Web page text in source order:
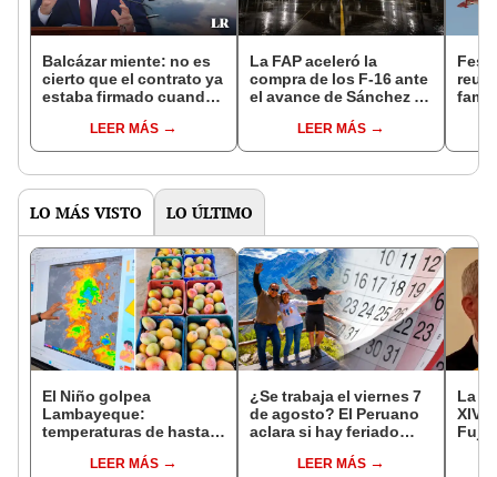
Balcázar miente: no es
cierto que el contrato ya
estaba firmado cuando
LEER MÁS
La FAP aceleró la
compra de los F-16 ante
el avance de Sánchez en
LEER MÁS
Las
LO MÁS VISTO LO ÚLTIMO
El Niño golpea
Lambayeque:
temperaturas de hasta
producción de mango y
LEER MÁS
¿Se trabaja el viernes 7
de agosto? El Peruano
aclara si hay feriado
del 6 de agosto
LEER MÁS
La
XIV